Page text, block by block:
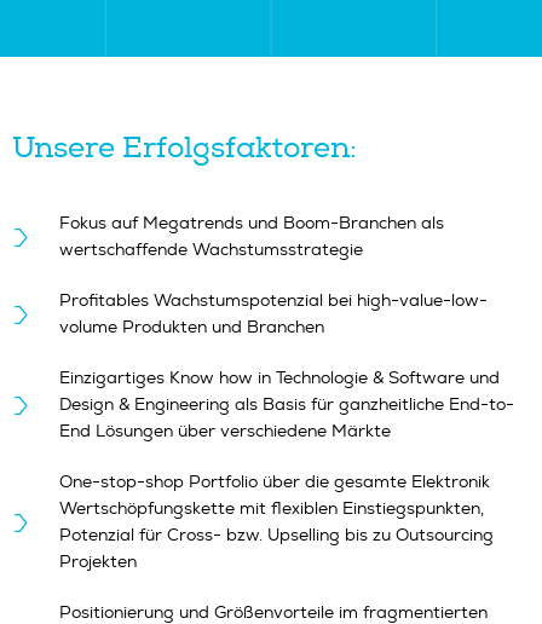
Unsere Erfolgsfaktoren:
Fokus auf Megatrends und Boom-Branchen als
wertschaffende Wachstumsstrategie
Profitables Wachstumspotenzial bei high-value-low-
volume Produkten und Branchen
Einzigartiges Know how in Technologie & Software und
Design & Engineering als Basis für ganzheitliche End-to-
End Lösungen über verschiedene Märkte
One-stop-shop Portfolio über die gesamte Elektronik
Wertschöpfungskette mit flexiblen Einstiegspunkten,
Potenzial für Cross- bzw. Upselling bis zu Outsourcing
Projekten
Positionierung und Größenvorteile im fragmentierten